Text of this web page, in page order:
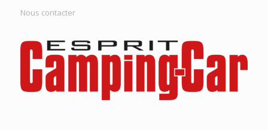
Nous contacter